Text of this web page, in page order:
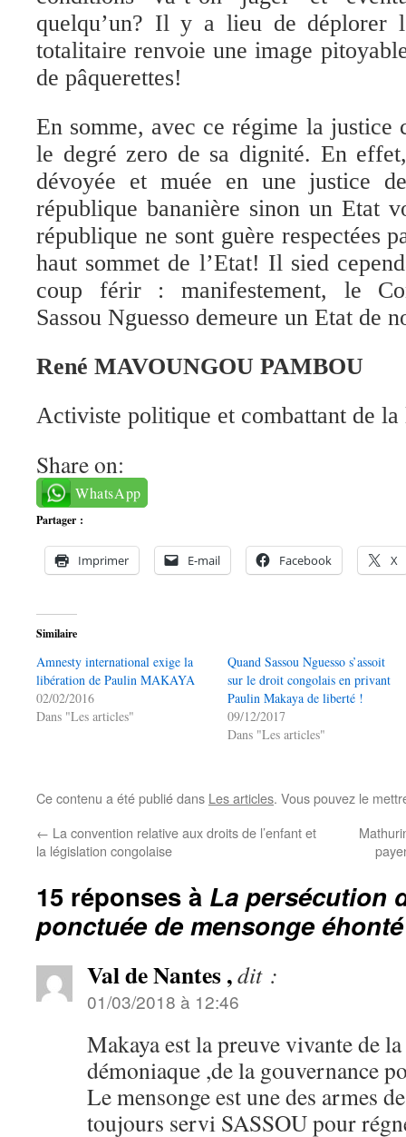
quelqu’un? Il y a lieu de déplorer
totalitaire renvoie une image
de pâquerettes!
En somme, avec ce régime la justice
le degré zero de sa dignité. En
dévoyée et muée en une justice
république bananière sinon un Etat
république ne sont guère respectées
haut sommet de l’Etat! Il sied
coup férir : manifestement, le
Sassou Nguesso demeure un Etat de
René MAVOUNGOU PAMBOU
Activiste politique et combattant de la
Share on:
WhatsApp
Partager :
Imprimer E-mail Facebook X
Similaire
Amnesty international exige la
libération de Paulin MAKAYA
02/02/2016
Dans "Les articles"
Quand Sassou Nguesso s’assoit
sur le droit congolais en privant
Paulin Makaya de liberté !
09/12/2017
Dans "Les articles"
Ce contenu a été publié dans Les articles. Vous pouvez le
← La convention relative aux droits de l’enfant et
la législation congolaise
15 réponses à La persécution
ponctuée de mensonge éhonté
Val de Nantes ,dit :
01/03/2018 à 12:46
Makaya est la preuve vivante de
démoniaque ,de la gouvernance
Le mensonge est une des armes
toujours servi SASSOU pour